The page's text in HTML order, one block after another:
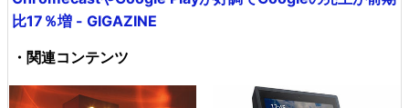
比17％増 - GIGAZINE
・関連コンテンツ